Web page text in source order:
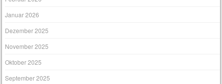
Januar 2026
Dezember 2025
November 2025
Oktober 2025
September 2025